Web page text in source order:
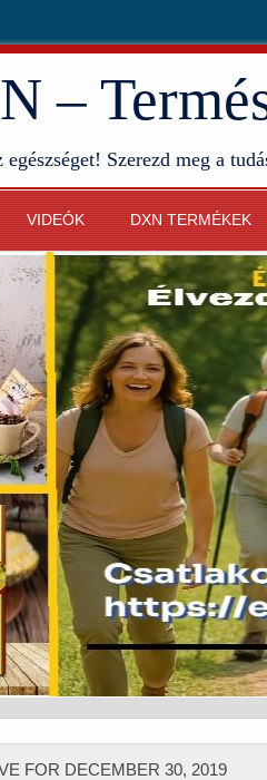
–
egészséget! Szerezd meg a
VIDEÓK DXN TERMÉKEK
FOR DECEMBER 30, 2019